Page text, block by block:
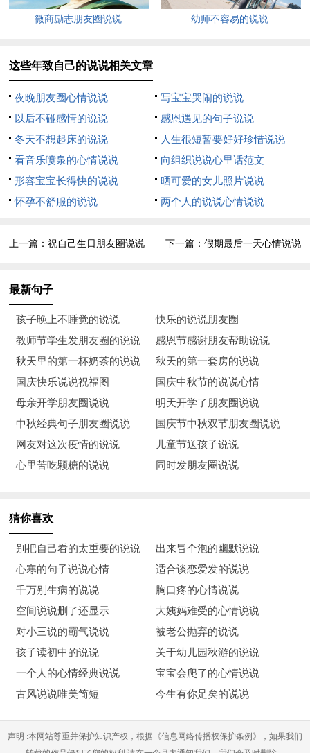
10、我们的人生必须励志，不励志就仿佛没有灵魂。
12、最孤独的时光，会塑造最坚强的自己。
13、永远都不要放弃自己，勇往直前，直至成功！
14、好运不会总是降临在你身上，你的努力是唯一能让你站住脚
跟的依靠。
15、生活，需要追求；梦想，需要坚持；生命，需要珍惜；但人
生的路上，更需要坚强。
16、不努力，以后婚纱都是租的。
***。你追求她娃，当然要笑对***。
18、永远热情，永远快乐。你要的生活，只能自己给自己。
20、当你还能给予的时候别轻言放弃。只要你不放弃，就有无限
可能。
24、谁若游戏人生，他就一事无成；谁不主宰自己，永远是一个
奴隶。
26、记住：你是你生命的船长；走自己的路，何必在乎其它。
微商励志朋友圈说说 幼师不容易的说说
这些年致自己的说说相关文章
夜晚朋友圈心情说说
写宝宝哭闹的说说
以后不碰感情的说说
感恩遇见的句子说说
冬天不想起床的说说
人生很短暂要好好珍惜说说
看音乐喷泉的心情说说
向组织说说心里话范文
形容宝宝长得快的说说
晒可爱的女儿照片说说
怀孕不舒服的说说
两个人的说说心情说说
上一篇：祝自己生日朋友圈说说 下一篇： 假期最后一天心情说说
最新句子
孩子晚上不睡觉的说说
快乐的说说朋友圈
教师节学生发朋友圈的说说
感恩节感谢朋友帮助说说
秋天里的第一杯奶茶的说说
秋天的第一套房的说说
国庆快乐说说祝福图
国庆中秋节的说说心情
母亲开学朋友圈说说
明天开学了朋友圈说说
中秋经典句子朋友圈说说
国庆节中秋双节朋友圈说说
网友对这次疫情的说说
儿童节送孩子说说
心里苦吃颗糖的说说
同时发朋友圈说说
猜你喜欢
别把自己看的太重要的说说
出来冒个泡的幽默说说
心寒的句子说说心情
适合谈恋爱发的说说
千万别生病的说说
胸口疼的心情说说
空间说说删了还显示
大姨妈难受的心情说说
对小三说的霸气说说
被老公抛弃的说说
孩子读初中的说说
关于幼儿园秋游的说说
一个人的心情经典说说
宝宝会爬了的心情说说
古风说说唯美简短
今生有你足矣的说说
声明 :本网站尊重并保护知识产权，根据《信息网络传播权保护条例》，如果我们